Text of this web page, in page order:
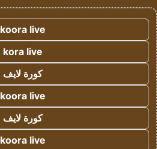
koora live
kora live
كورة لايف
koora live
كورة لايف
koora live